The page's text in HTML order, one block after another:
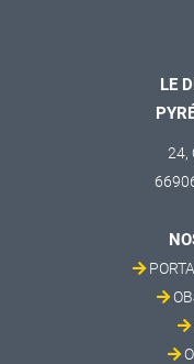
LE
24,